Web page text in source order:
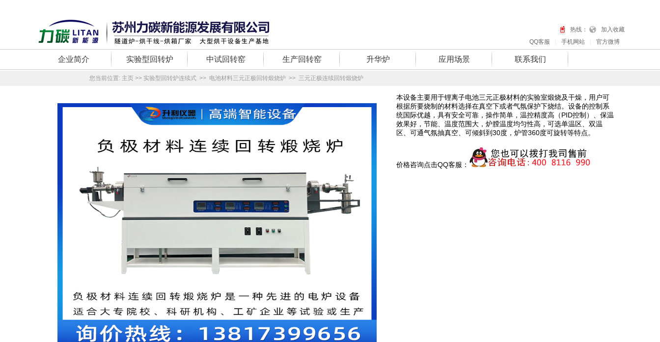
热线：
加入收藏
QQ客服
手机网站 官方微博
企业简介 实验型回转炉 中试回转窑 生产回转窑 升华炉 应用场景 联系我们
您当前位置: 主页 >> 实验型回转炉连续式 >> 电池材料三元正极回转煅烧炉 >> 三元正极连续回转煅烧炉
本设备主要用于锂离子电池三元正极材料的实验室煅烧及干燥，用户可
根据所要烧制的材料选择在真空下或者气氛保护下烧结。设备的控制系
统国际优越，具有安全可靠，操作简单，温控精度高（PID控制）、保温
效果好，节能、温度范围大，炉膛温度均匀性高，可选单温区、双温
区、可通气氛抽真空、可倾斜到30度，炉管360度可旋转等特点。
价格咨询点击QQ客服：